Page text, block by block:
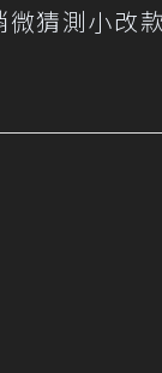
猜測小改